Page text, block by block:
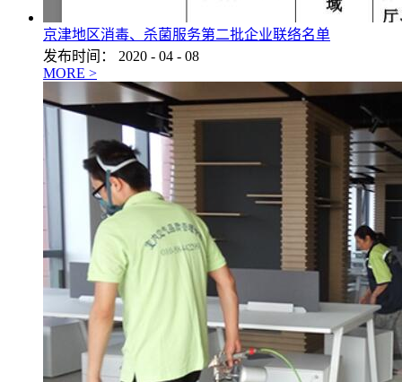
京津地区消毒、杀菌服务第二批企业联络名单
发布时间：
2020 - 04 - 08
MORE >